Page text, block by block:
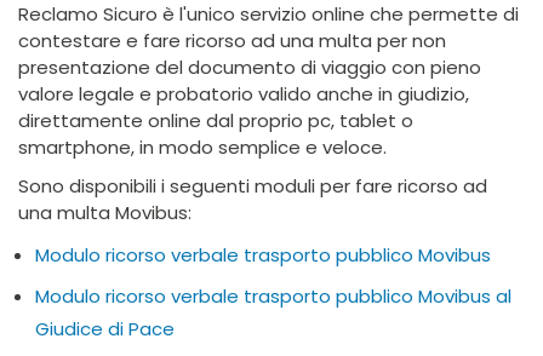
Reclamo Sicuro è l'unico servizio online che permette di
contestare e fare ricorso ad una multa per non
presentazione del documento di viaggio con pieno
valore legale e probatorio valido anche in giudizio,
direttamente online dal proprio pc, tablet o
smartphone, in modo semplice e veloce.
Sono disponibili i seguenti moduli per fare ricorso ad
una multa Movibus:
Modulo ricorso verbale trasporto pubblico Movibus
Modulo ricorso verbale trasporto pubblico Movibus al
Giudice di Pace